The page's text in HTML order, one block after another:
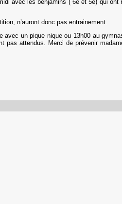
avec les benjamins ( 6è et 5è) qui ont
n’auront donc pas entrainement.
un pique nique ou 13h00 au
pas attendus. Merci de prévenir